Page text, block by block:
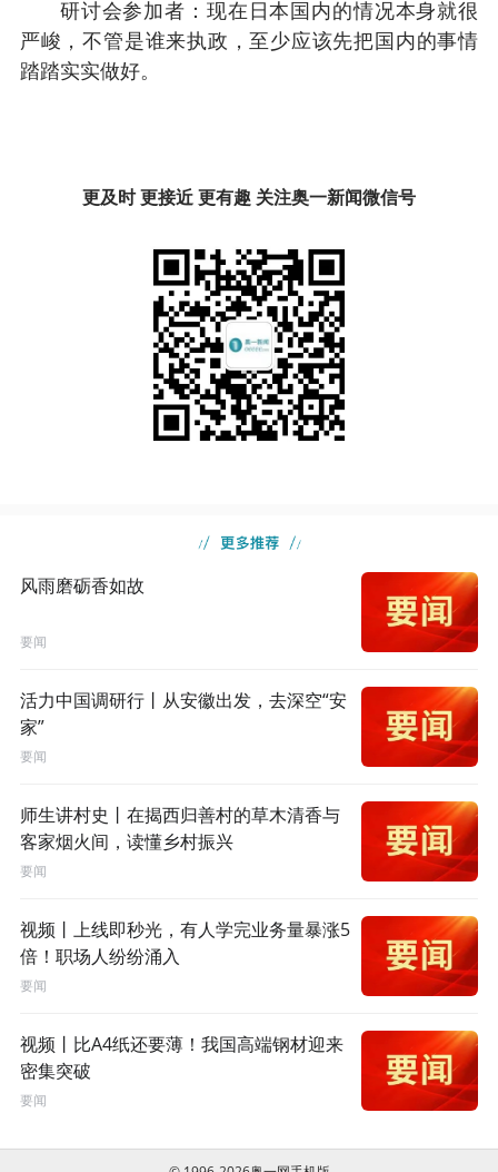
研讨会参加者：现在日本国内的情况本身就很
严峻，不管是谁来执政，至少应该先把国内的事情
踏踏实实做好。
更及时 更接近 更有趣 关注奥一新闻微信号
风雨磨砺香如故
要闻
活力中国调研行丨从安徽出发，去深空“安
家”
要闻
师生讲村史丨在揭西归善村的草木清香与
客家烟火间，读懂乡村振兴
要闻
视频丨上线即秒光，有人学完业务量暴涨5
倍！职场人纷纷涌入
要闻
视频丨比A4纸还要薄！我国高端钢材迎来
密集突破
要闻